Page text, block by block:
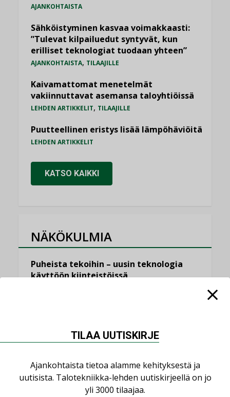
AJANKOHTAISTA
Sähköistyminen kasvaa voimakkaasti:
”Tulevat kilpailuedut syntyvät, kun
erilliset teknologiat tuodaan yhteen”
AJANKOHTAISTA, TILAAJILLE
Kaivamattomat menetelmät
vakiinnuttavat asemansa taloyhtiöissä
LEHDEN ARTIKKELIT, TILAAJILLE
Puutteellinen eristys lisää lämpöhäviöitä
LEHDEN ARTIKKELIT
KATSO KAIKKI
NÄKÖKULMIA
Puheista tekoihin – uusin teknologia
käyttöön kiinteistöissä
Yli miljoona kotia on vailla toimivaa
KOLUMNI
Miten varmistetaan EPD-dokumenteista
TILAA UUTISKIRJE
Ajankohtaista tietoa alamme kehityksestä ja
uutisista. Talotekniikka-lehden uutiskirjeellä on jo
yli 3000 tilaajaa.